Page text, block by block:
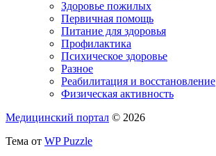
Здоровье пожилых
Первичная помощь
Питание для здоровья
Профилактика
Психическое здоровье
Разное
Реабилитация и восстановление
Физическая активность
Медицинский портал © 2026
Тема от WP Puzzle